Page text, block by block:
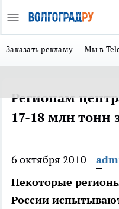
Заказать рекламу Мы в
Регионам
17-18 млн тонн
6 октября 2010
Некоторые
России